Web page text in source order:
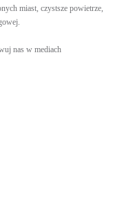
miast, czystsze powietrze,
nas w mediach